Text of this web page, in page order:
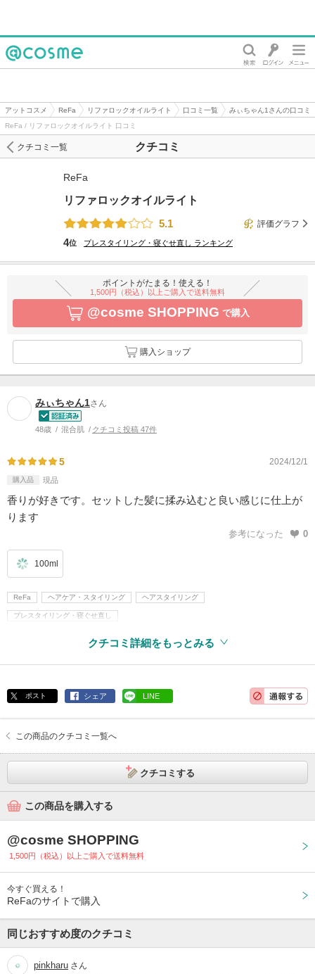
アットコスメ ReFa リファロックオイルライト 口コミ一覧
みぃちゃん1さんの口コミ
ReFa / リファロックオイルライト 口コミ
クチコミ
クチコミ一覧
ReFa
リファロックオイルライト
5.1
評価グラフ
4位 プレスタイリング・寝ぐせ直し ランキング
ポイントがたまる！使える！
1,500円（税込）以上ご購入で送料無料
@cosme SHOPPING で購入
購入ショップ
みぃちゃん1さん
48歳 混合肌 クチコミ投稿 47件
5 2024/12/1
購入品 現品
香りが好きです。セットした髪に揉み込むと良い感じに仕上が
ります
参考になった 0
100ml
ReFa ヘアケア・スタイリング ヘアスタイリング
プレスタイリング・寝ぐせ直し
クチコミ詳細をもっとみる
ポスト シェア LINE
この商品のクチコミ一覧へ
クチコミする
この商品を購入する
@cosme SHOPPING
1,500円（税込）以上ご購入で送料無料
今すぐ買える！
ReFaのサイトで購入
同じおすすめ度のクチコミ
pinkharu さん